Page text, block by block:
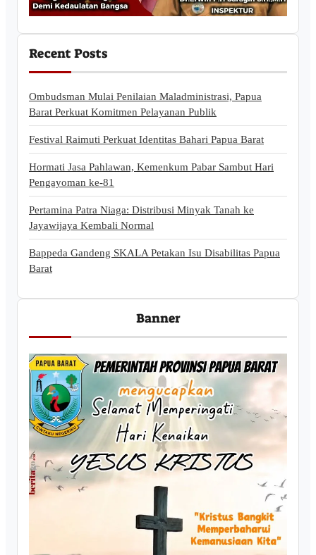
Recent Posts
Ombudsman Mulai Penilaian Maladministrasi, Papua
Barat Perkuat Komitmen Pelayanan Publik
Festival Raimuti Perkuat Identitas Bahari Papua Barat
Hormati Jasa Pahlawan, Kemenkum Pabar Sambut Hari
Pengayoman ke-81
Pertamina Patra Niaga: Distribusi Minyak Tanah ke
Jayawijaya Kembali Normal
Bappeda Gandeng SKALA Petakan Isu Disabilitas Papua
Barat
Banner